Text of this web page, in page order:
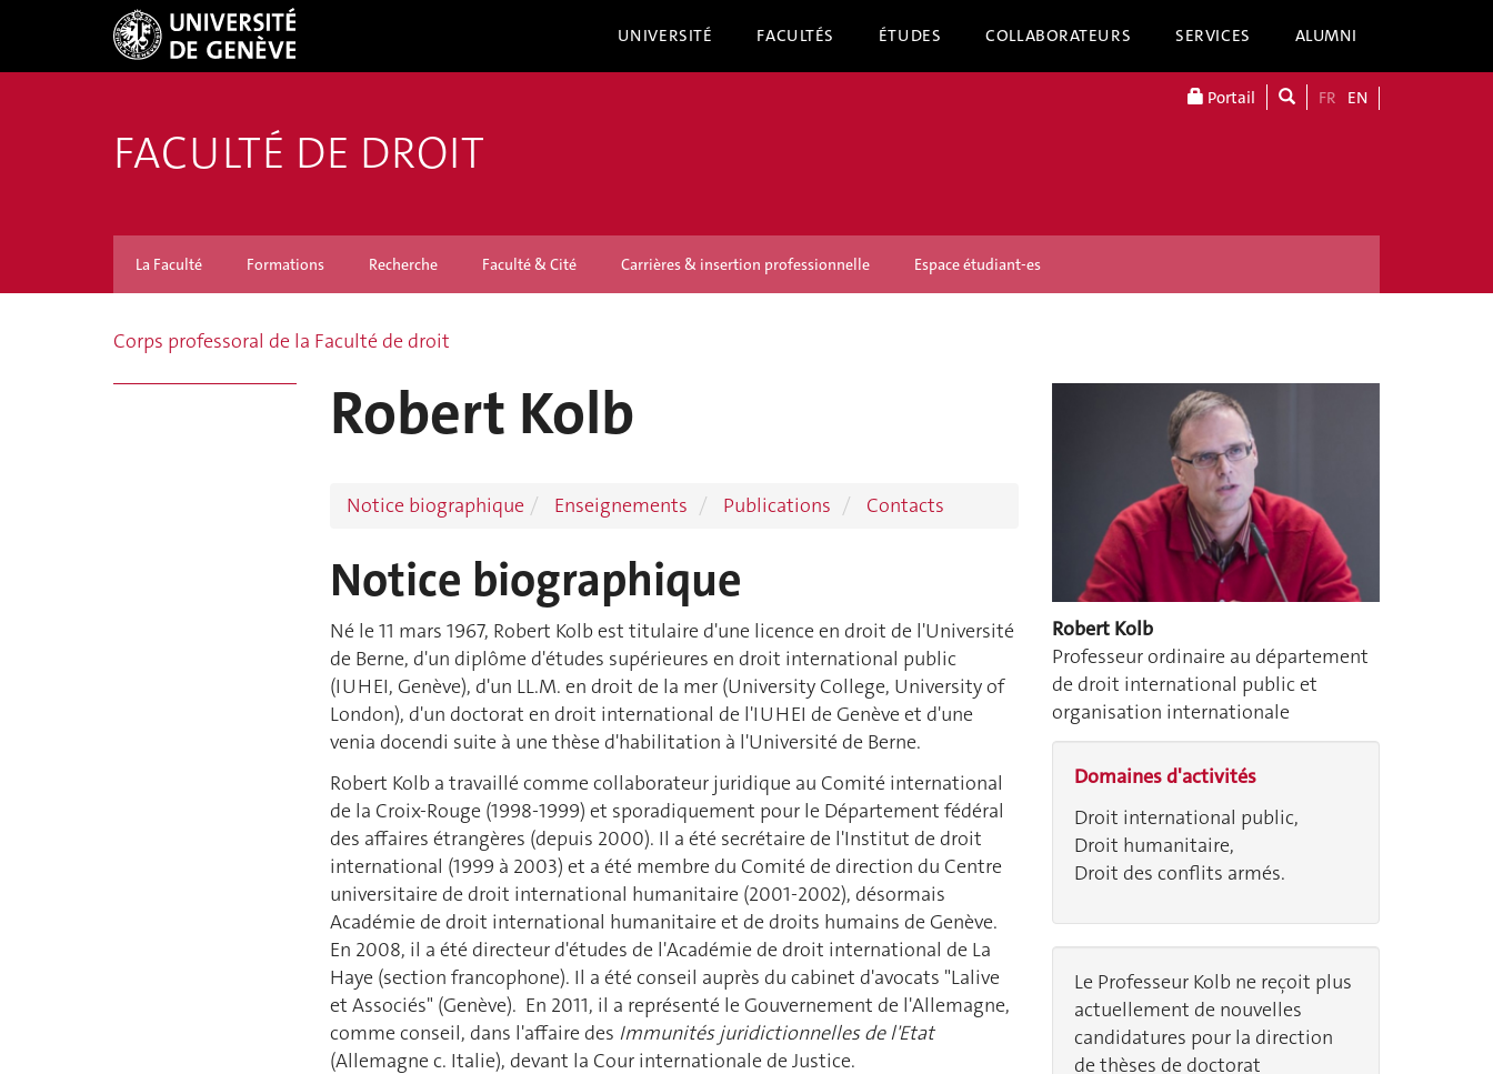
UNIVERSITÉ FACULTÉS ÉTUDES COLLABORATEURS SERVICES ALUMNI
Portail FR EN
FACULTÉ DE DROIT
La Faculté Formations Recherche Faculté & Cité Carrières & insertion professionnelle Espace étudiant-es
Corps professoral de la Faculté de droit
Robert Kolb
Notice biographique Enseignements Publications Contacts
Notice biographique
Né le 11 mars 1967, Robert Kolb est titulaire d'une licence en droit de l'Université
de Berne, d'un diplôme d'études supérieures en droit international public
(IUHEI, Genève), d'un LL.M. en droit de la mer (University College, University of
London), d'un doctorat en droit international de l'IUHEI de Genève et d'une
venia docendi suite à une thèse d'habilitation à l'Université de Berne.
Robert Kolb a travaillé comme collaborateur juridique au Comité international
de la Croix-Rouge (1998-1999) et sporadiquement pour le Département fédéral
des affaires étrangères (depuis 2000). Il a été secrétaire de l'Institut de droit
international (1999 à 2003) et a été membre du Comité de direction du Centre
universitaire de droit international humanitaire (2001-2002), désormais
Académie de droit international humanitaire et de droits humains de Genève.
En 2008, il a été directeur d'études de l'Académie de droit international de La
Haye (section francophone). Il a été conseil auprès du cabinet d'avocats "Lalive
et Associés" (Genève). En 2011, il a représenté le Gouvernement de l'Allemagne,
comme conseil, dans l'affaire des Immunités juridictionnelles de l'Etat
(Allemagne c. Italie), devant la Cour internationale de Justice.
Robert Kolb
Professeur ordinaire au département
de droit international public et
organisation internationale
Domaines d'activités
Droit international public,
Droit humanitaire,
Droit des conflits armés.
Le Professeur Kolb ne reçoit plus
actuellement de nouvelles
candidatures pour la direction
de thèses de doctorat